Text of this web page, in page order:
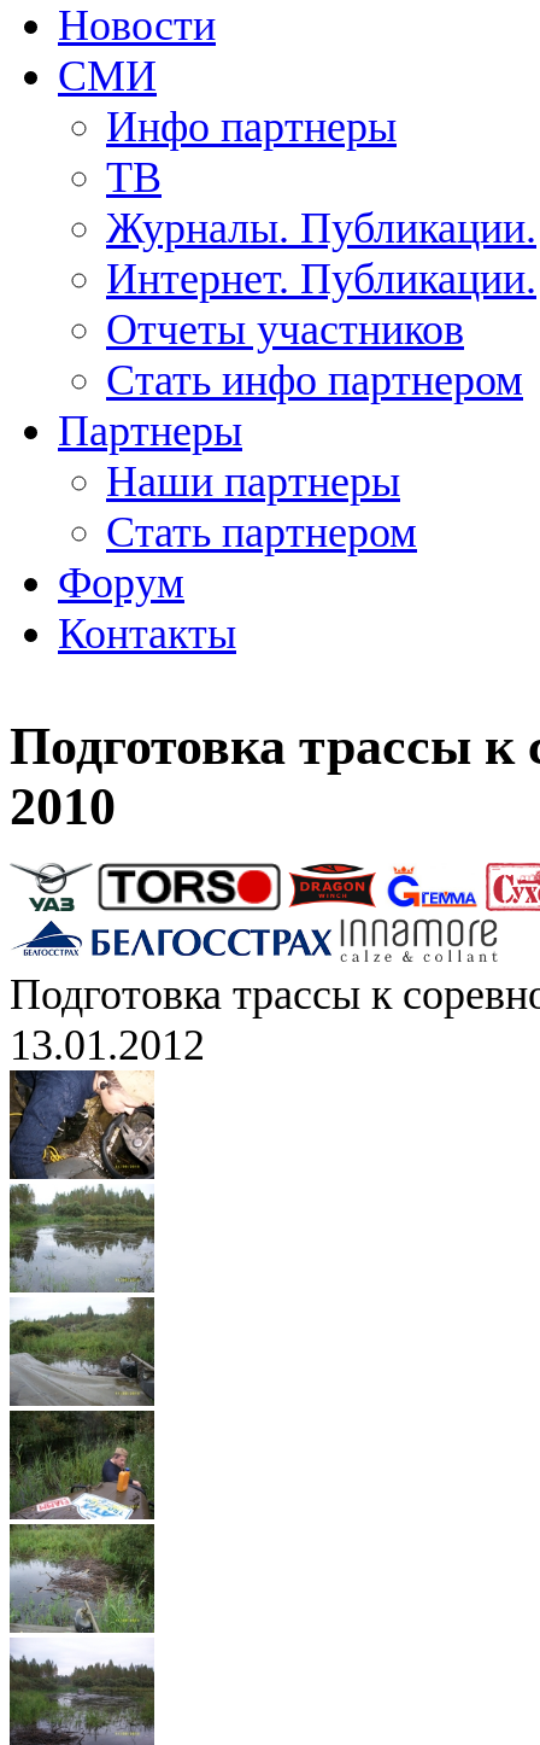
Новости
СМИ
Инфо партнеры
ТВ
Журналы. Публикации.
Интернет. Публикации.
Отчеты участников
Стать инфо партнером
Партнеры
Наши партнеры
Стать партнером
Форум
Контакты
Подготовка трассы
2010
Подготовка трассы к
13.01.2012